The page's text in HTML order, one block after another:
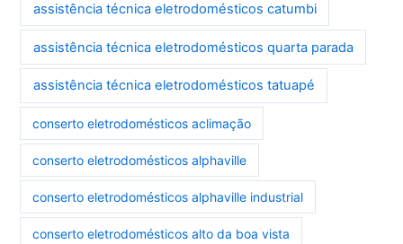
assistência técnica eletrodomésticos catumbi
assistência técnica eletrodomésticos quarta parada
assistência técnica eletrodomésticos tatuapé
conserto eletrodomésticos aclimação
conserto eletrodomésticos alphaville
conserto eletrodomésticos alphaville industrial
conserto eletrodomésticos alto da boa vista